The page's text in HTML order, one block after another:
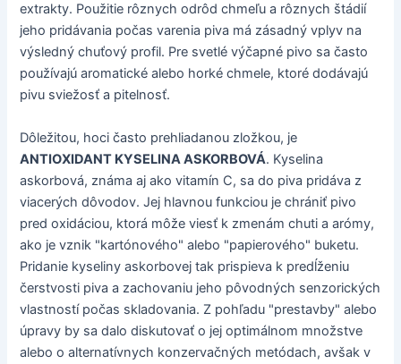
extrakty. Použitie rôznych odrôd chmeľu a rôznych štádií
jeho pridávania počas varenia piva má zásadný vplyv na
výsledný chuťový profil. Pre svetlé výčapné pivo sa často
používajú aromatické alebo horké chmele, ktoré dodávajú
pivu sviežosť a pitelnosť.
Dôležitou, hoci často prehliadanou zložkou, je
ANTIOXIDANT KYSELINA ASKORBOVÁ. Kyselina
askorbová, známa aj ako vitamín C, sa do piva pridáva z
viacerých dôvodov. Jej hlavnou funkciou je chrániť pivo
pred oxidáciou, ktorá môže viesť k zmenám chuti a arómy,
ako je vznik "kartónového" alebo "papierového" buketu.
Pridanie kyseliny askorbovej tak prispieva k predĺženiu
čerstvosti piva a zachovaniu jeho pôvodných senzorických
vlastností počas skladovania. Z pohľadu "prestavby" alebo
úpravy by sa dalo diskutovať o jej optimálnom množstve
alebo o alternatívnych konzervačných metódach, avšak v